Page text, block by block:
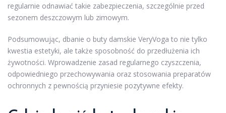
regularnie odnawiać takie zabezpieczenia, szczególnie przed
sezonem deszczowym lub zimowym.
Podsumowując, dbanie o buty damskie VeryVoga to nie tylko
kwestia estetyki, ale także sposobność do przedłużenia ich
żywotności. Wprowadzenie zasad regularnego czyszczenia,
odpowiedniego przechowywania oraz stosowania preparatów
ochronnych z pewnością przyniesie pozytywne efekty.